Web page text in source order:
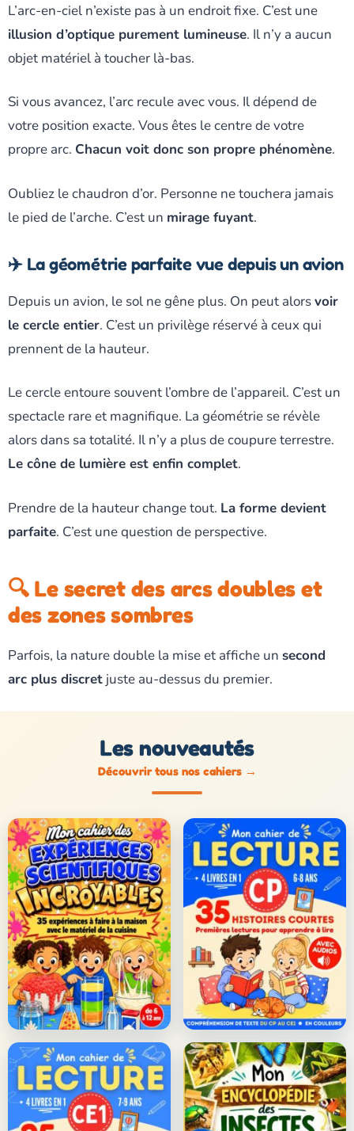
L’arc-en-ciel n’existe pas à un endroit fixe. C’est une
illusion d’optique purement lumineuse. Il n’y a aucun
objet matériel à toucher là-bas.
Si vous avancez, l’arc recule avec vous. Il dépend de
votre position exacte. Vous êtes le centre de votre
propre arc. Chacun voit donc son propre phénomène.
Oubliez le chaudron d’or. Personne ne touchera jamais
le pied de l’arche. C’est un mirage fuyant.
✈️ La géométrie parfaite vue depuis un avion
Depuis un avion, le sol ne gêne plus. On peut alorsvoir
le cercle entier. C’est un privilège réservé à ceux qui
prennent de la hauteur.
Le cercle entoure souvent l’ombre de l’appareil. C’est un
spectacle rare et magnifique. La géométrie se révèle
alors dans sa totalité. Il n’y a plus de coupure terrestre.
Le cône de lumière est enfin complet.
Prendre de la hauteur change tout. La forme devient
parfaite. C’est une question de perspective.
🔍 Le secret des arcs doubles et
des zones sombres
Parfois, la nature double la mise et affiche un second
arc plus discret juste au-dessus du premier.
Les nouveautés
Découvrir tous nos cahiers →